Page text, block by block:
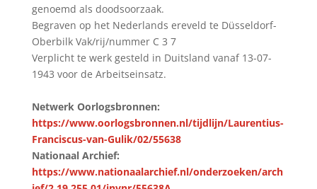
genoemd als doodsoorzaak.
Begraven op het Nederlands ereveld te Düsseldorf-
Oberbilk Vak/rij/nummer C 3 7
Verplicht te werk gesteld in Duitsland vanaf 13-07-
1943 voor de Arbeitseinsatz.
Netwerk Oorlogsbronnen:
https://www.oorlogsbronnen.nl/tijdlijn/Laurentius-
Franciscus-van-Gulik/02/55638
Nationaal Archief:
https://www.nationaalarchief.nl/onderzoeken/arch